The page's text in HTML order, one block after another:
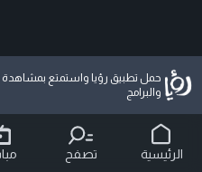
حمل تطبيق رؤيا واستمتع
والبرامج
الرئيسية تصفح